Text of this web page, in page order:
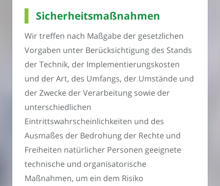
Sicherheitsmaßnahmen
Wir treffen nach Maßgabe der gesetzlichen
Vorgaben unter Berücksichtigung des Stands
der Technik, der Implementierungskosten
und der Art, des Umfangs, der Umstände und
der Zwecke der Verarbeitung sowie der
unterschiedlichen
Eintrittswahrscheinlichkeiten und des
Ausmaßes der Bedrohung der Rechte und
Freiheiten natürlicher Personen geeignete
technische und organisatorische
Maßnahmen, um ein dem Risiko